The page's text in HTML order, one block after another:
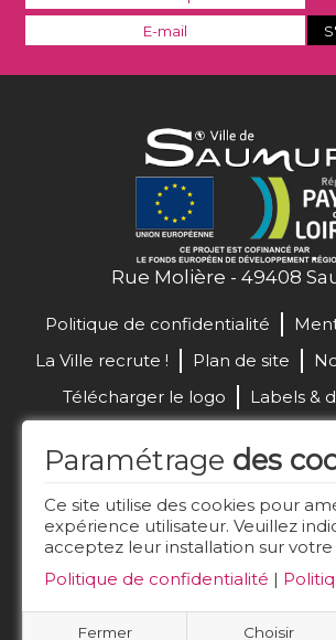
Paramétrage des
Ce site utilise des cookies pour
expérience utilisateur. Veuillez
acceptez leur installation sur votre
Politique de confidentialité |
Fermer Choisir
Rue Molière - 49408
Politique de confidentialité
La Ville recrute !
Plan de site
Télécharger le logo
Labels &
Réalisation de site :
Restez connecté